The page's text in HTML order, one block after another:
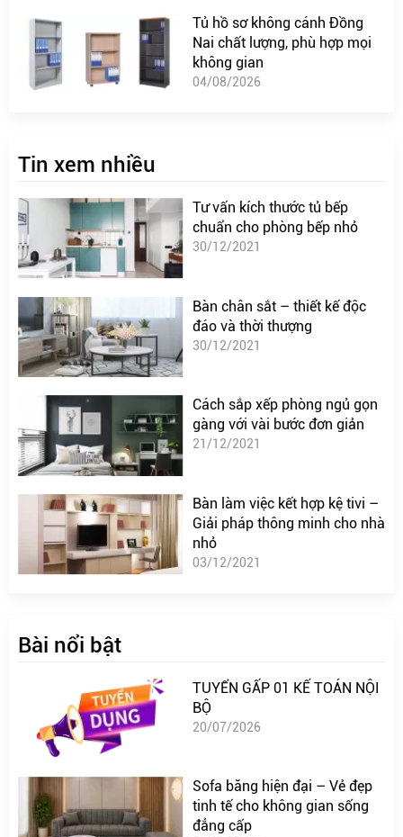
Tủ hồ sơ không cánh Đồng
Nai chất lượng, phù hợp mọi
không gian
04/08/2026
Tin xem nhiều
Tư vấn kích thước tủ bếp
chuẩn cho phòng bếp nhỏ
30/12/2021
Bàn chân sắt – thiết kế độc
đáo và thời thượng
30/12/2021
Cách sắp xếp phòng ngủ gọn
gàng với vài bước đơn giản
21/12/2021
Bàn làm việc kết hợp kệ tivi –
Giải pháp thông minh cho nhà
nhỏ
03/12/2021
Bài nổi bật
TUYỂN GẤP 01 KẾ TOÁN NỘI
BỘ
20/07/2026
Sofa băng hiện đại – Vẻ đẹp
tinh tế cho không gian sống
đẳng cấp